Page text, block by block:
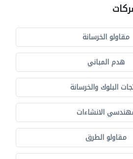
مقاولو الخرسانة
هدم المباني
البلوك والخرسانة
الانشاءات
مقاولو الطرق